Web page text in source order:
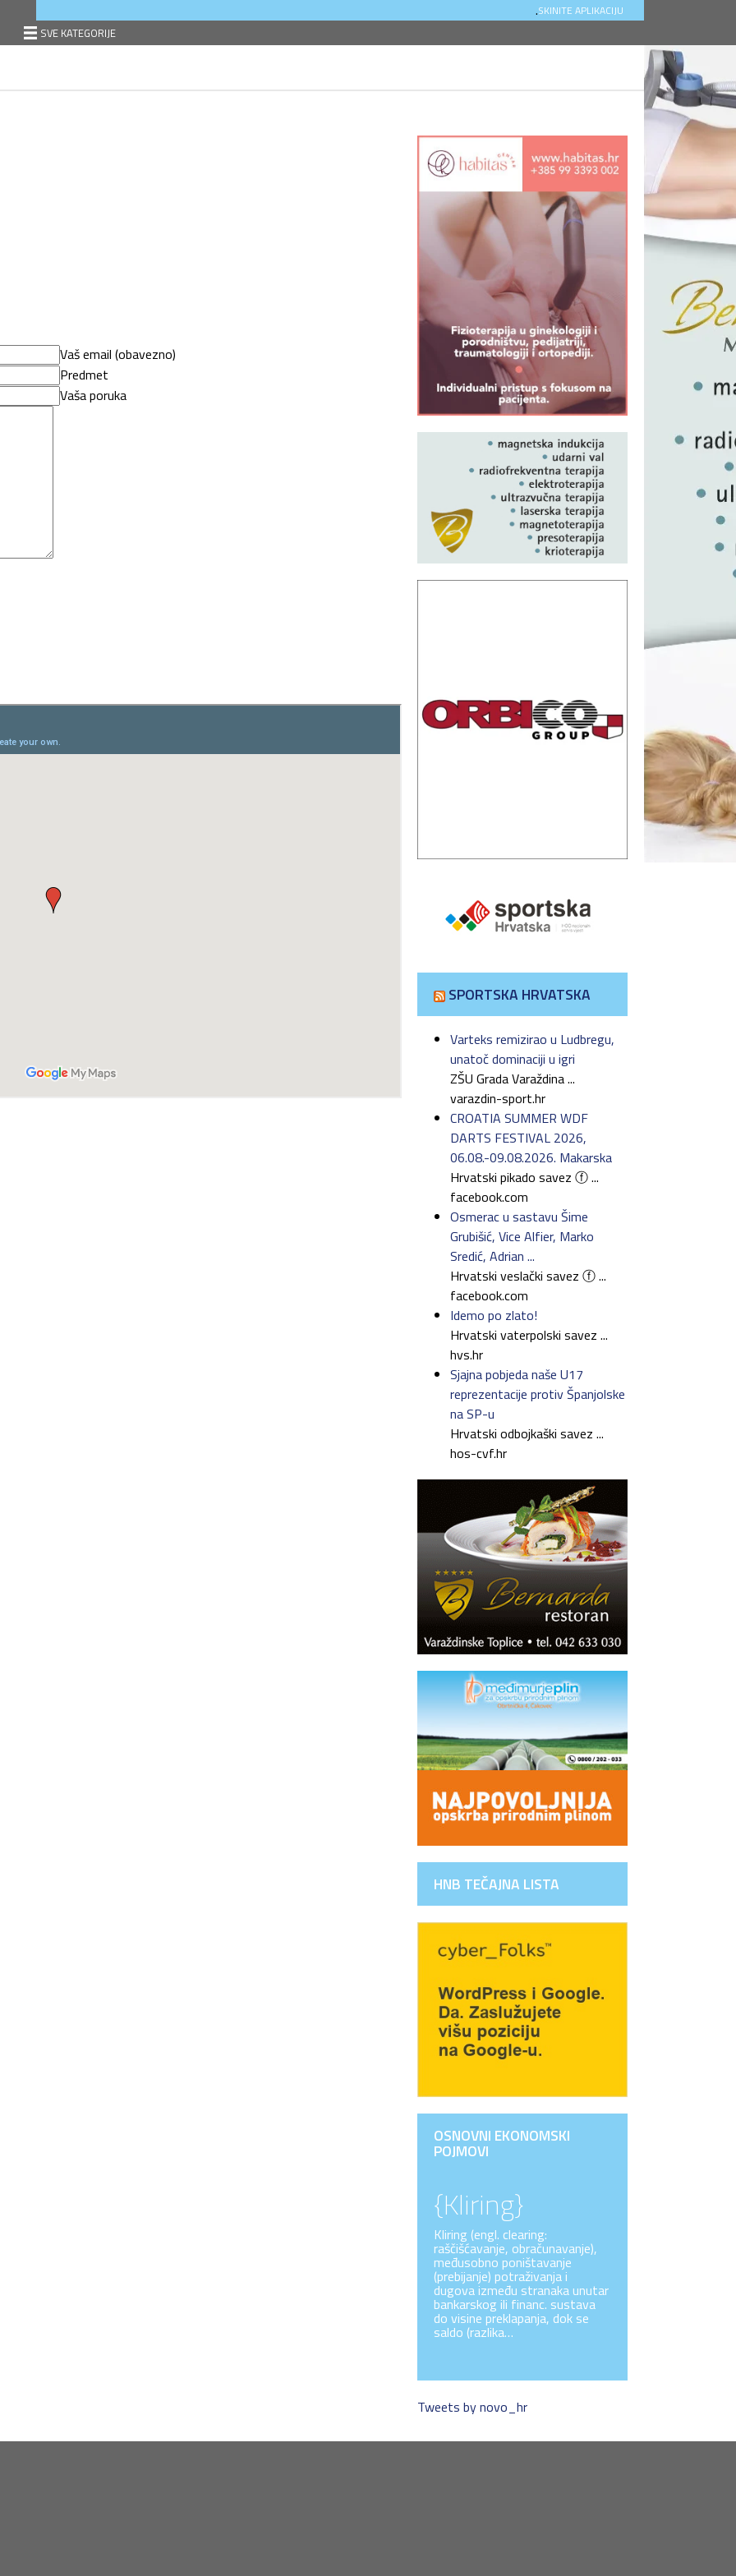
SKINITE APLIKACIJU
.
SVE KATEGORIJE
Vaš email (obavezno)
Predmet
Vaša poruka
SPORTSKA HRVATSKA
Varteks remizirao u Ludbregu,
unatoč dominaciji u igri
ZŠU Grada Varaždina ...
varazdin-sport.hr
CROATIA SUMMER WDF
DARTS FESTIVAL 2026,
06.08.-09.08.2026. Makarska
Hrvatski pikado savez ⓕ ...
facebook.com
Osmerac u sastavu Šime
Grubišić, Vice Alfier, Marko
Sredić, Adrian ...
Hrvatski veslački savez ⓕ ...
facebook.com
Idemo po zlato!
Hrvatski vaterpolski savez ...
hvs.hr
Sjajna pobjeda naše U17
reprezentacije protiv Španjolske
na SP-u
Hrvatski odbojkaški savez ...
hos-cvf.hr
HNB TEČAJNA LISTA
OSNOVNI EKONOMSKI
POJMOVI
{Kliring}
Kliring (engl. clearing:
raščišćavanje, obračunavanje),
međusobno poništavanje
(prebijanje) potraživanja i
dugova između stranaka unutar
bankarskog ili financ. sustava
do visine preklapanja, dok se
saldo (razlika…
Tweets by novo_hr